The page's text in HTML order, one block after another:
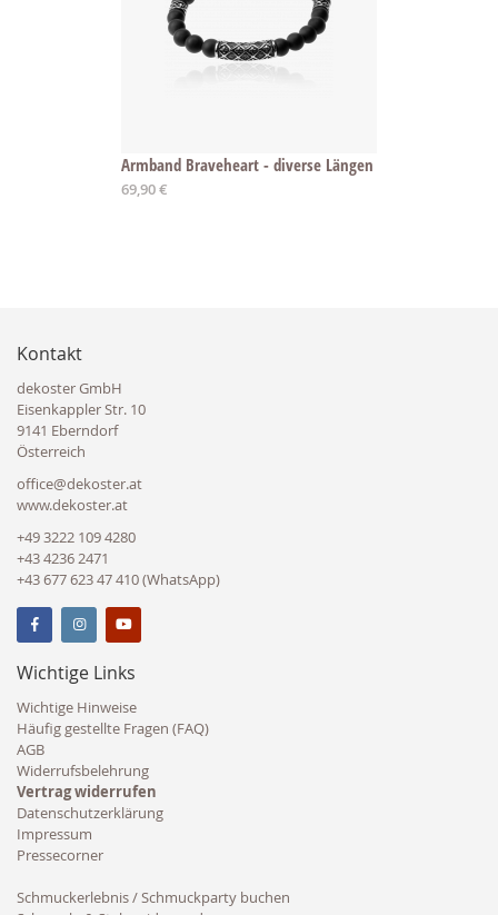
Armband Braveheart - diverse Längen
69,90 €
Kontakt
dekoster GmbH
Eisenkappler Str. 10
9141 Eberndorf
Österreich
office@dekoster.at
www.dekoster.at
+49 3222 109 4280
+43 4236 2471
+43 677 623 47 410 (WhatsApp)
Wichtige Links
Wichtige Hinweise
Häufig gestellte Fragen (FAQ)
AGB
Widerrufsbelehrung
Vertrag widerrufen
Datenschutzerklärung
Impressum
Pressecorner
Schmuckerlebnis / Schmuckparty buchen